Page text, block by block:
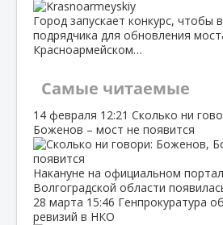
Город запускает конкурс, чтобы
подрядчика для обновления
Красноармейском…
Самые читаемые
14 февраля 12:21 Сколько ни
Боженов – мост не появится
Накануне на официальном
Волгоградской области
28 марта 15:46 Генпрокуратура
ревизий в НКО